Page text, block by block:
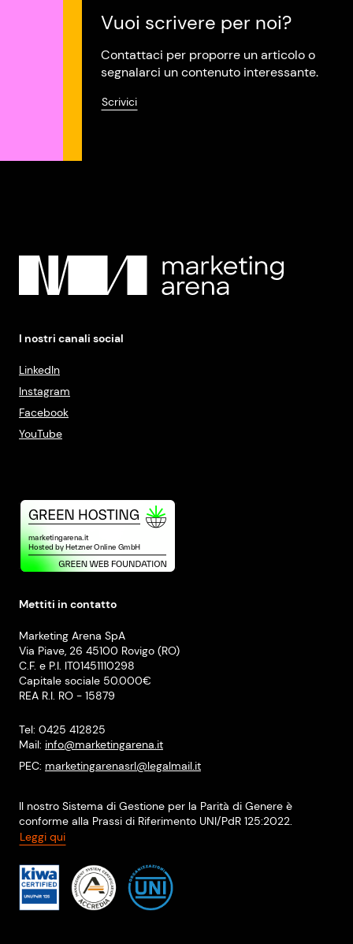
Vuoi scrivere per noi?
Contattaci per proporre un articolo o
segnalarci un contenuto interessante.
Scrivici
I nostri canali social
LinkedIn
Instagram
Facebook
YouTube
Mettiti in contatto
Marketing Arena SpA
Via Piave, 26 45100 Rovigo (RO)
C.F. e P.I. IT01451110298
Capitale sociale 50.000€
REA R.I. RO - 15879
Tel: 0425 412825
Mail: info@marketingarena.it
PEC: marketingarenasrl@legalmail.it
Il nostro Sistema di Gestione per la Parità di Genere è
conforme alla Prassi di Riferimento UNI/PdR 125:2022.
Leggi qui